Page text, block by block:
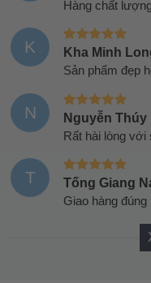
Hàng chất
K Kha Minh
Sản phẩm đẹp
N Nguyễn Thúy
Rất hài lòng với
T Tống Giang
Giao hàng